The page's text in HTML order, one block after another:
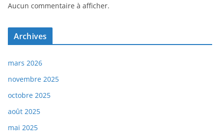
Aucun commentaire à afficher.
Archives
mars 2026
novembre 2025
octobre 2025
août 2025
mai 2025